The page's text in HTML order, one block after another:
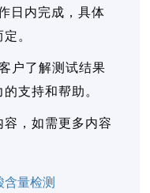
日内完成，具体
。
户了解测试结果
支持和帮助。
容，如需更多内容
含量检测